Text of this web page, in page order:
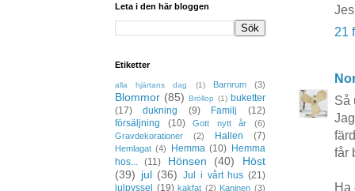
21
Så
får
Ha
Leta i den här bloggen
Etiketter
alla hjärtans dag (1) Barnrum (3)
Blommor (85) Bröllop (1) buketter
(17)
dukning (9) Familj
(12)
försäljning
(10) Gott nytt år
(6)
Gravdekorationer
(2) Hallen (7)
Hemlagat (4) Hemma (10) Hemma
hos...
(11) Hönsen (40)
Höst
(39) jul (36) Jul i vårt hus (21)
julpyssel
(19) kakfat (2) Kaninen (3)